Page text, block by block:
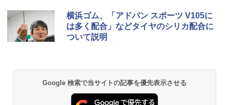
横浜ゴム、「アドバン スポーツ V105に
は多く配合」などタイヤのシリカ配合に
ついて説明
Google 検索で当サイトの記事を優先表示させる